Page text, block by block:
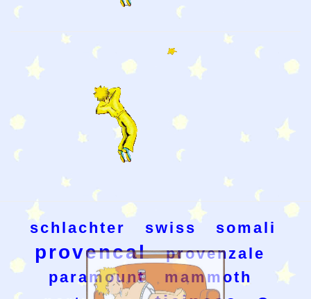
schlachter swiss somali
provencal
provenzale
paramount
mammoth